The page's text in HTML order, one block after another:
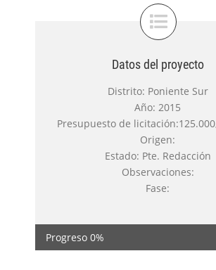
Datos del proyecto
Distrito: Poniente Sur
Año: 2015
Presupuesto de
Origen:
Estado: Pte. Redacción
Observaciones:
Fase:
Progreso 0%